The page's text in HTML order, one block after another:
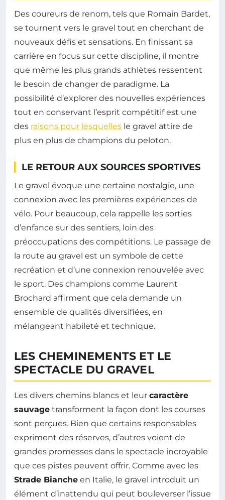
Des coureurs de renom, tels que Romain Bardet,
se tournent vers le gravel tout en cherchant de
nouveaux défis et sensations. En finissant sa
carrière en focus sur cette discipline, il montre
que même les plus grands athlètes ressentent
le besoin de changer de paradigme. La
possibilité d’explorer des nouvelles expériences
tout en conservant l’esprit compétitif est une
des raisons pour lesquelles le gravel attire de
plus en plus de champions du peloton.
LE RETOUR AUX SOURCES SPORTIVES
Le gravel évoque une certaine nostalgie, une
connexion avec les premières expériences de
vélo. Pour beaucoup, cela rappelle les sorties
d’enfance sur des sentiers, loin des
préoccupations des compétitions. Le passage de
la route au gravel est un symbole de cette
recréation et d’une connexion renouvelée avec
le sport. Des champions comme Laurent
Brochard affirment que cela demande un
ensemble de qualités diversifiées, en
mélangeant habileté et technique.
LES CHEMINEMENTS ET LE
SPECTACLE DU GRAVEL
Les divers chemins blancs et leur caractère
sauvage transforment la façon dont les courses
sont perçues. Bien que certains responsables
expriment des réserves, d’autres voient de
grandes promesses dans le spectacle incroyable
que ces pistes peuvent offrir. Comme avec les
Strade Bianche en Italie, le gravel introduit un
élément d’inattendu qui peut bouleverser l’issue